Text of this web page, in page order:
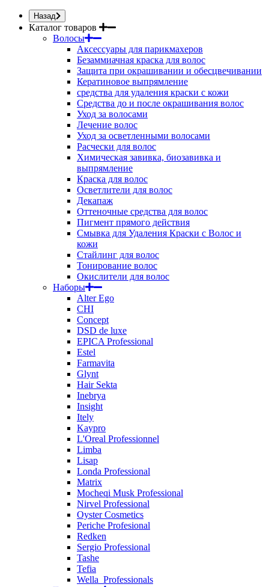
Назад
Каталог товаров
Волосы
Аксессуары для парикмахеров
Безаммиачная краска для волос
Защита при окрашивании и обесцвечивании
Кератиновое выпрямление
средства для удаления краски с кожи
Средства до и после окрашивания волос
Уход за волосами
Лечение волос
Уход за осветленными волосами
Расчески для волос
Химическая завивка, биозавивка и
выпрямление
Краска для волос
Осветлители для волос
Декапаж
Оттеночные средства для волос
Пигмент прямого действия
Смывка для Удаления Краски с Волос и
кожи
Стайлинг для волос
Тонирование волос
Окислители для волос
Наборы
Alter Ego
CHI
Concept
DSD de luxe
EPICA Professional
Estel
Farmavita
Glynt
Hair Sekta
Inebrya
Insight
Itely
Kaypro
L'Oreal Professionnel
Limba
Lisap
Londa Professional
Matrix
Mocheqi Musk Professional
Nirvel Professional
Oyster Cosmetics
Periche Profesional
Redken
Sergio Professional
Tashe
Tefia
Wella_Professionals